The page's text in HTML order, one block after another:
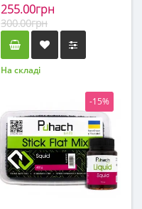
255.00грн
300.00грн
На складі
-15%